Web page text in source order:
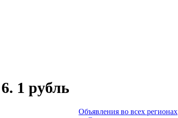
1 рубль
Объявления во всех регионах